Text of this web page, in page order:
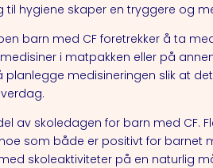
hygiene skaper en tryggere og
barn med CF foretrekker å ta
i matpakken eller på
medisineringen slik at
av skoledagen for barn med CF.
som både er positivt for barnet
skoleaktiviteter på en naturlig